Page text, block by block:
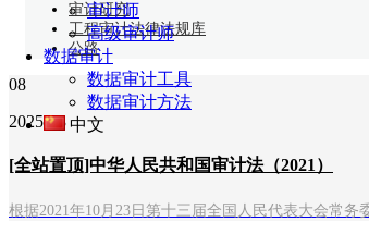
审计师
高级审计师
数据审计
数据审计工具
数据审计方法
中文
审计研究
工程审计法律法规库
公路
08
2025-03
[全站置顶]中华人民共和国审计法（2021）
根据2021年10月23日第十三届全国人民代表大会常